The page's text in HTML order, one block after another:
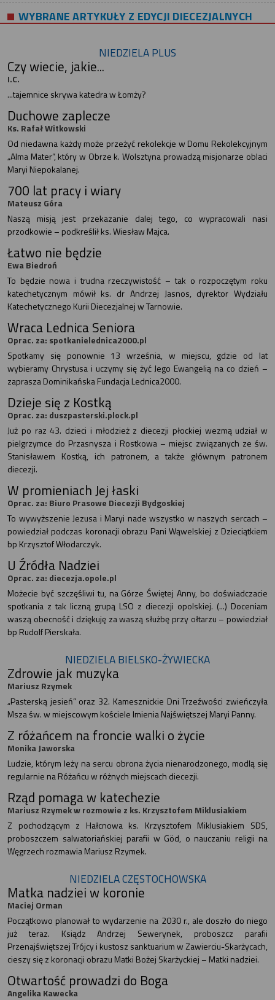
WYBRANE ARTYKUŁY Z EDYCJI DIECEZJALNYCH
NIEDZIELA PLUS
Czy wiecie, jakie...
I.C.
...tajemnice skrywa katedra w Łomży?
Duchowe zaplecze
Ks. Rafał Witkowski
Od niedawna każdy może przeżyć rekolekcje w Domu Rekolekcyjnym
„Alma Mater”, który w Obrze k. Wolsztyna prowadzą misjonarze oblaci
Maryi Niepokalanej.
700 lat pracy i wiary
Mateusz Góra
Naszą misją jest przekazanie dalej tego, co wypracowali nasi
przodkowie – podkreślił ks. Wiesław Majca.
Łatwo nie będzie
Ewa Biedroń
To będzie nowa i trudna rzeczywistość – tak o rozpoczętym roku
katechetycznym mówił ks. dr Andrzej Jasnos, dyrektor Wydziału
Katechetycznego Kurii Diecezjalnej w Tarnowie.
Wraca Lednica Seniora
Oprac. za: spotkanielednica2000.pl
Spotkamy się ponownie 13 września, w miejscu, gdzie od lat
wybieramy Chrystusa i uczymy się żyć Jego Ewangelią na co dzień –
zaprasza Dominikańska Fundacja Lednica2000.
Dzieje się z Kostką
Oprac. za: duszpasterski.plock.pl
Już po raz 43. dzieci i młodzież z diecezji płockiej wezmą udział w
pielgrzymce do Przasnysza i Rostkowa – miejsc związanych ze św.
Stanisławem Kostką, ich patronem, a także głównym patronem
diecezji.
W promieniach Jej łaski
Oprac. za: Biuro Prasowe Diecezji Bydgoskiej
To wywyższenie Jezusa i Maryi nade wszystko w naszych sercach –
powiedział podczas koronacji obrazu Pani Wąwelskiej z Dzieciątkiem
bp Krzysztof Włodarczyk.
U Źródła Nadziei
Oprac. za: diecezja.opole.pl
Możecie być szczęśliwi tu, na Górze Świętej Anny, bo doświadczacie
spotkania z tak liczną grupą LSO z diecezji opolskiej. (...) Doceniam
waszą obecność i dziękuję za waszą służbę przy ołtarzu – powiedział
bp Rudolf Pierskała.
NIEDZIELA BIELSKO-ŻYWIECKA
Zdrowie jak muzyka
Mariusz Rzymek
„Pasterską jesień” oraz 32. Kamesznickie Dni Trzeźwości zwieńczyła
Msza św. w miejscowym kościele Imienia Najświętszej Maryi Panny.
Z różańcem na froncie walki o życie
Monika Jaworska
Ludzie, którym leży na sercu obrona życia nienarodzonego, modlą się
regularnie na Różańcu w różnych miejscach diecezji.
Rząd pomaga w katechezie
Mariusz Rzymek w rozmowie z ks. Krzysztofem Miklusiakiem
Z pochodzącym z Hałcnowa ks. Krzysztofem Miklusiakiem SDS,
proboszczem salwatoriańskiej parafii w Göd, o nauczaniu religii na
Węgrzech rozmawia Mariusz Rzymek.
NIEDZIELA CZĘSTOCHOWSKA
Matka nadziei w koronie
Maciej Orman
Początkowo planował to wydarzenie na 2030 r., ale doszło do niego
już teraz. Ksiądz Andrzej Sewerynek, proboszcz parafii
Przenajświętszej Trójcy i kustosz sanktuarium w Zawierciu-Skarżycach,
cieszy się z koronacji obrazu Matki Bożej Skarżyckiej – Matki nadziei.
Otwartość prowadzi do Boga
Angelika Kawecka